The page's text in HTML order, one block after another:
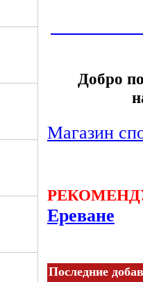
Добро
Магазин
Ереване
Последние